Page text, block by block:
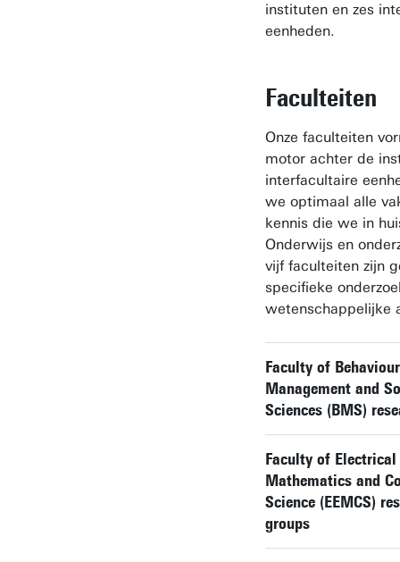
instituten en zes
eenheden.
Faculteiten
Onze faculteiten
motor achter de
interfacultaire
we optimaal alle
kennis die we in
Onderwijs en
vijf faculteiten zijn
specifieke
wetenschappelijke
Faculty of
Management and
Sciences (BMS)
Faculty of Electrical
Mathematics and
Science (EEMCS)
groups